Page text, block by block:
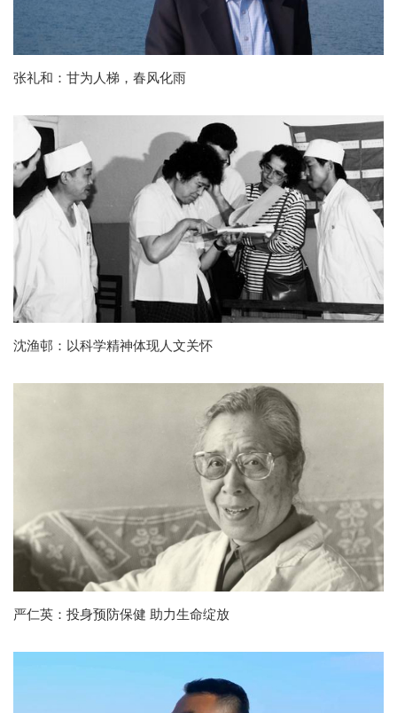
张礼和：甘为人梯，春风化雨
沈渔邨：以科学精神体现人文关怀
严仁英：投身预防保健 助力生命绽放